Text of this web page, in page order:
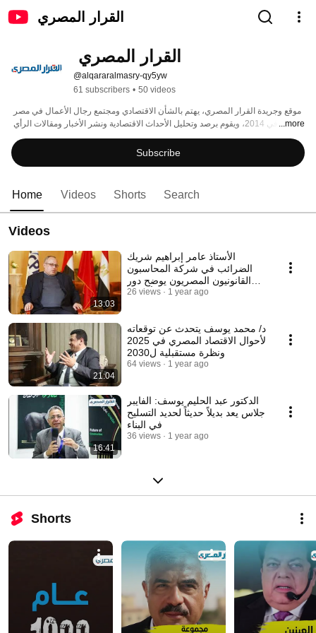
القرار المصري
القرار المصري
@alqararalmasry-qy5yw
61 subscribers • 50 videos
...more
Subscribe
Home Videos Shorts Search
Videos
13:03
الأستاذ عامر إبراهيم شريك
الضرائب في شركة المحاسبون
القانونيون المصريون يوضح دور
المراجعة وأهميتها
26 views 1 year ago
21:04
د/ محمد يوسف يتحدث عن توقعاته
لأحوال الاقتصاد المصري في 2025
ونظرة مستقبلية ل2030
64 views 1 year ago
16:41
الدكتور عبد الحليم يوسف: الفايبر
جلاس يعد بديلاً حديثاً لحديد التسليح
في البناء
36 views 1 year ago
Shorts